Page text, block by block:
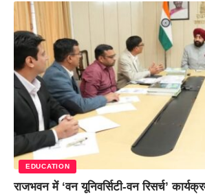
EDUCATION
राजभवन में ‘वन यूनिवर्सिटी-वन रिसर्च’